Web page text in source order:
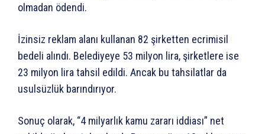
olmadan ödendi.
İzinsiz reklam alanı kullanan 82 şirketten ecrimisil
bedeli alındı. Belediyeye 53 milyon lira, şirketlere ise
23 milyon lira tahsil edildi. Ancak bu tahsilatlar da
usulsüzlük barındırıyor.
Sonuç olarak, “4 milyarlık kamu zararı iddiası” net